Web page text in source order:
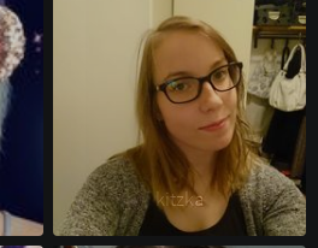
kitzka